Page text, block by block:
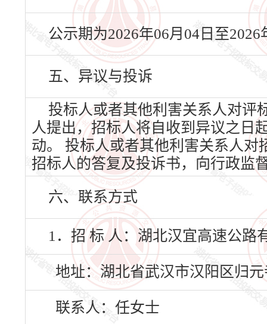
公示期为2026年06月04日至
五、异议与投诉
投标人或者其他利害关系人对评
人提出，招标人将自收到异议之日
动。 投标人或者其他利害关系人
招标人的答复及投诉书，向行政监
六、联系方式
1．招 标 人：湖北汉宜高速公路
地址：湖北省武汉市汉阳区归
联系人：任女士